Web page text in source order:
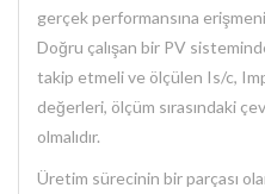
gerçek performansına
Doğru çalışan bir PV
takip etmeli ve ölçülen Is/c,
değerleri, ölçüm sırasındaki
olmalıdır.
Üretim sürecinin bir parçası